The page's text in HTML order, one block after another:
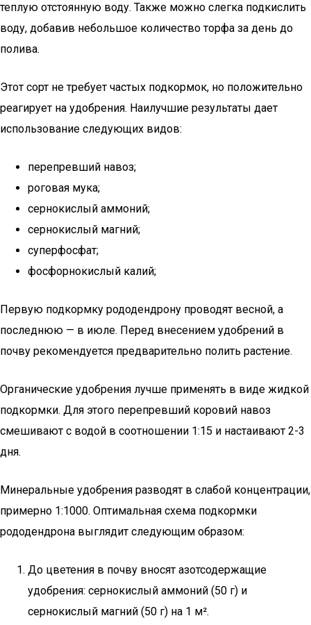
теплую отстоянную воду. Также можно слегка подкислить
воду, добавив небольшое количество торфа за день до
полива.
Этот сорт не требует частых подкормок, но положительно
реагирует на удобрения. Наилучшие результаты дает
использование следующих видов:
перепревший навоз;
роговая мука;
сернокислый аммоний;
сернокислый магний;
суперфосфат;
фосфорнокислый калий;
Первую подкормку рододендрону проводят весной, а
последнюю — в июле. Перед внесением удобрений в
почву рекомендуется предварительно полить растение.
Органические удобрения лучше применять в виде жидкой
подкормки. Для этого перепревший коровий навоз
смешивают с водой в соотношении 1:15 и настаивают 2-3
дня.
Минеральные удобрения разводят в слабой концентрации,
примерно 1:1000. Оптимальная схема подкормки
рододендрона выглядит следующим образом:
До цветения в почву вносят азотсодержащие
удобрения: сернокислый аммоний (50 г) и
сернокислый магний (50 г) на 1 м².